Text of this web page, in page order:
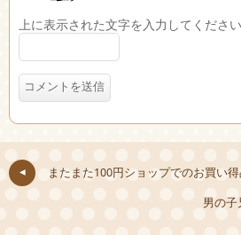
上に表示された文字を入力してください
またまた100円ショップでのお買い得
男の子